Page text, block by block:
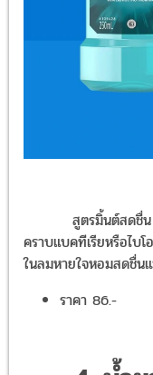
สูตรมิ้นต์สดชื่น ช่ว
คราบแบคทีเรียหรือไบ
ในลมหายใจหอมสดชื่น
ราคา 86.-